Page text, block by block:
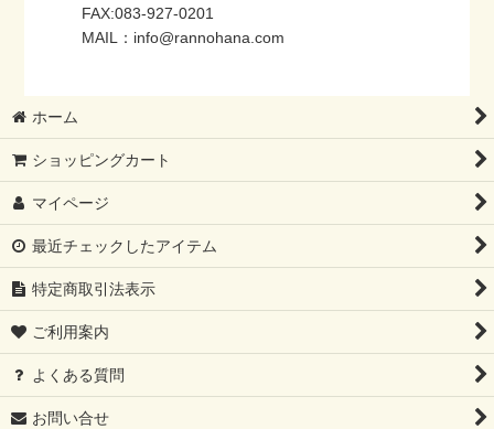
FAX:083-927-0201
MAIL：info@rannohana.com
ホーム
ショッピングカート
マイページ
最近チェックしたアイテム
特定商取引法表示
ご利用案内
よくある質問
お問い合せ